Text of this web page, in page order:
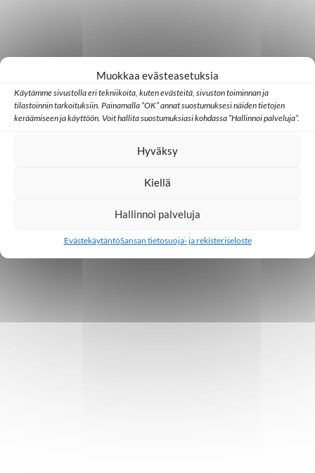
Muokkaa evästeasetuksia
Käytämme sivustolla eri tekniikoita, kuten evästeitä, sivuston toiminnan ja
tilastoinnin tarkoituksiin. Painamalla ”OK” annat suostumuksesi näiden tietojen
keräämiseen ja käyttöön. Voit hallita suostumuksiasi kohdassa ”Hallinnoi palveluja”.
Hyväksy
Kiellä
Hallinnoi palveluja
EvästekäytäntöSansan tietosuoja- ja rekisteriseloste